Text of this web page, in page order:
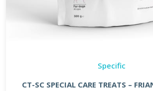
Specific
CT-SC SPECIAL CARE TREATS –